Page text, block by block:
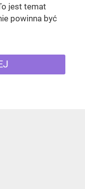
jest temat
powinna być